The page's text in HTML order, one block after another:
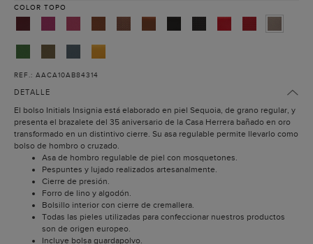
COLOR TOPO
REF.: AACA10AB84314
DETALLE
El bolso Initials Insignia está elaborado en piel Sequoia, de grano regular, y
presenta el brazalete del 35 aniversario de la Casa Herrera bañado en oro
transformado en un distintivo cierre. Su asa regulable permite llevarlo como
bolso de hombro o cruzado.
Asa de hombro regulable de piel con mosquetones.
Pespuntes y lujado realizados artesanalmente.
Cierre de presión.
Forro de lino y algodón.
Bolsillo interior con cierre de cremallera.
Todas las pieles utilizadas para confeccionar nuestros productos
son de origen europeo.
Incluye bolsa guardapolvo.